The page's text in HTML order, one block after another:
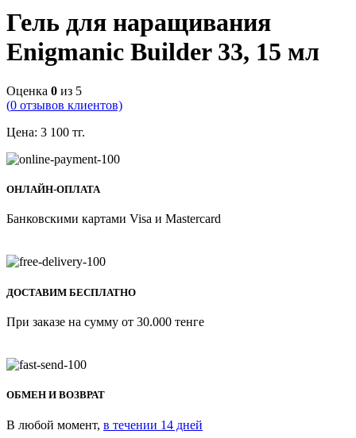
Гель для наращивания
Enigmanic Builder 33, 15 мл
Оценка 0 из 5
(0 отзывов клиентов)
Цена: 3 100 тг.
ОНЛАЙН-ОПЛАТА
Банковскими картами Visa и Mastercard
ДОСТАВИМ БЕСПЛАТНО
При заказе на сумму от 30.000 тенге
ОБМЕН И ВОЗВРАТ
В любой момент, в течении 14 дней